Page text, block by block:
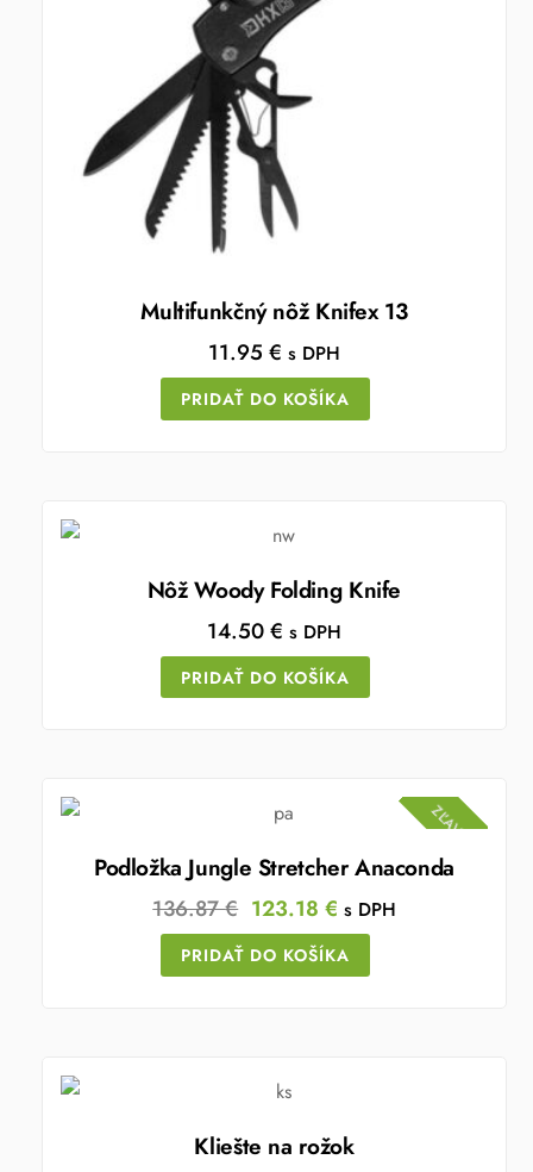
Multifunkčný nôž Knifex 13
11.95 € s DPH
PRIDAŤ DO KOŠÍKA
Nôž Woody Folding Knife
14.50€ s DPH
PRIDAŤ DO KOŠÍKA
ZĽAVA!
Podložka Jungle Stretcher Anaconda
136.87€ Original
price
was:
123.18 €Current
price
is:
s DPH
PRIDAŤ DO KOŠÍKA
Kliešte na rožok